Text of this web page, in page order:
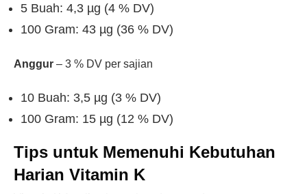
5 Buah: 4,3 µg (4 % DV)
100 Gram: 43 µg (36 % DV)
Anggur – 3 % DV per sajian
10 Buah: 3,5 µg (3 % DV)
100 Gram: 15 µg (12 % DV)
Tips untuk Memenuhi Kebutuhan
Harian Vitamin K